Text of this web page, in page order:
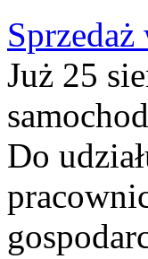
Już 25
Do